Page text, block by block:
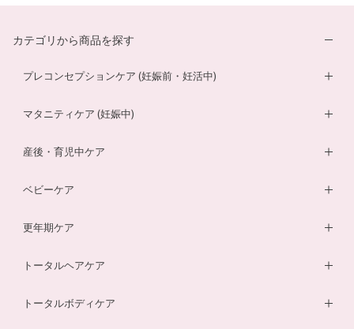
カテゴリから商品を探す
プレコンセプションケア (妊娠前・妊活中)
妊活サプリ
男性妊活サプリ
酵素ドリンク
温活シルク腹巻き
マタニティケア (妊娠中)
葉酸サプリ
ルイボスティー
産後・育児中ケア
DHA・EPAサプリ
鉄分ラムネ
ベビーケア
ベビーオイル
更年期ケア
薬用入浴剤
トータルヘアケア
ヘアローション
トータルボディケア